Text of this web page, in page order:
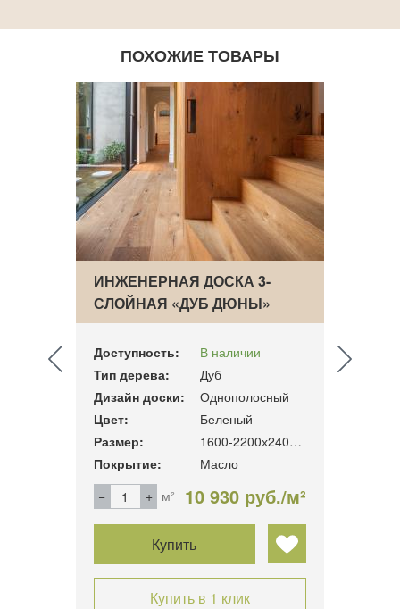
ПОХОЖИЕ ТОВАРЫ
ИНЖЕНЕРНАЯ ДОСКА 3-
СЛОЙНАЯ «ДУБ ДЮНЫ»
Доступность:
В наличии
Тип дерева:
Дуб
Дизайн доски:
Однополосный
Цвет:
Беленый
Размер:
1600-2200х240х19мм
Покрытие:
Масло
м²
10 930 руб./м²
Купить
Купить в 1 клик